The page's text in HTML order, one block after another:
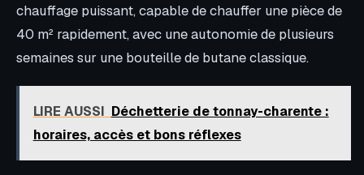
chauffage puissant, capable de chauffer une pièce de
40 m² rapidement, avec une autonomie de plusieurs
semaines sur une bouteille de butane classique.
LIRE AUSSI Déchetterie de tonnay-charente :
horaires, accès et bons réflexes